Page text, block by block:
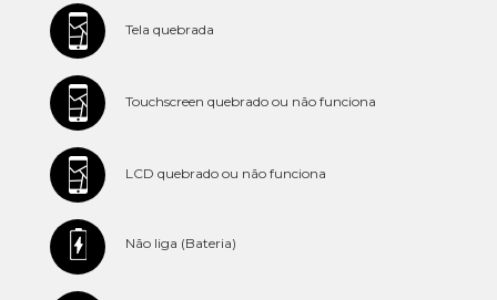
Tela quebrada
Touchscreen quebrado ou não funciona
LCD quebrado ou não funciona
Não liga (Bateria)